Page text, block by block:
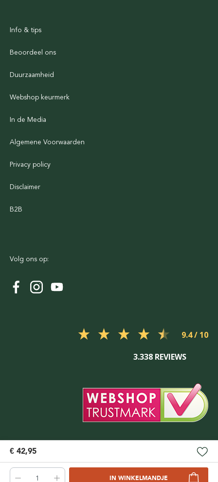
€ 42,95
IN WINKELMANDJE
Info & tips
Beoordeel ons
Duurzaamheid
Webshop keurmerk
In de Media
Algemene Voorwaarden
Privacy policy
Disclaimer
B2B
Volg ons op:
9.4
3.338 REVIEWS